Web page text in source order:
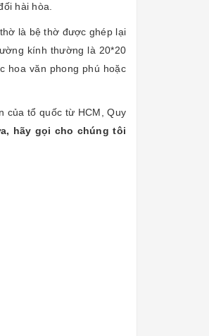
hài hòa.
là bệ thờ được ghép lại
kính thường là 20*20
hoa văn phong phú hoặc
của tổ quốc từ HCM, Quy
hãy gọi cho chúng tôi